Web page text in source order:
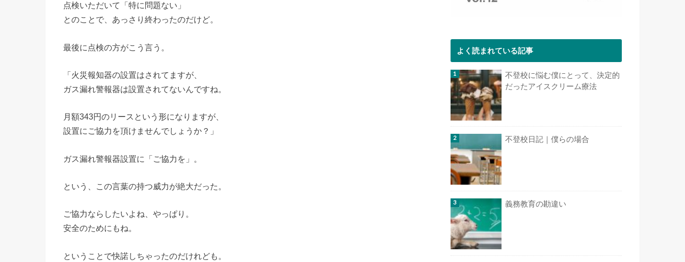
点検いただいて「特に問題ない」
とのことで、あっさり終わったのだけど。
最後に点検の方がこう言う。
「火災報知器の設置はされてますが、
ガス漏れ警報器は設置されてないんですね。
月額343円のリースという形になりますが、
設置にご協力を頂けませんでしょうか？」
ガス漏れ警報器設置に「ご協力を」。
という、この言葉の持つ威力が絶大だった。
ご協力ならしたいよね、やっぱり。
安全のためにもね。
ということで快諾しちゃったのだけれども。
よく読まれている記事
不登校に悩む僕にとって、決定的
だったアイスクリーム療法
不登校日記｜僕らの場合
義務教育の勘違い